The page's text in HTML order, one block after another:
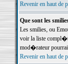
Revenir en haut de
Que sont les
Les smilies, ou
voir la liste
mod�rateur
Revenir en haut de